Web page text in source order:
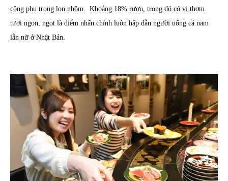
công phu trong lon nhôm. Khoảng 18% rượu, trong đó có vị thơm
tươi ngon, ngọt là điểm nhấn chính luôn hấp dẫn người uống cả nam
lẫn nữ ở Nhật Bản.